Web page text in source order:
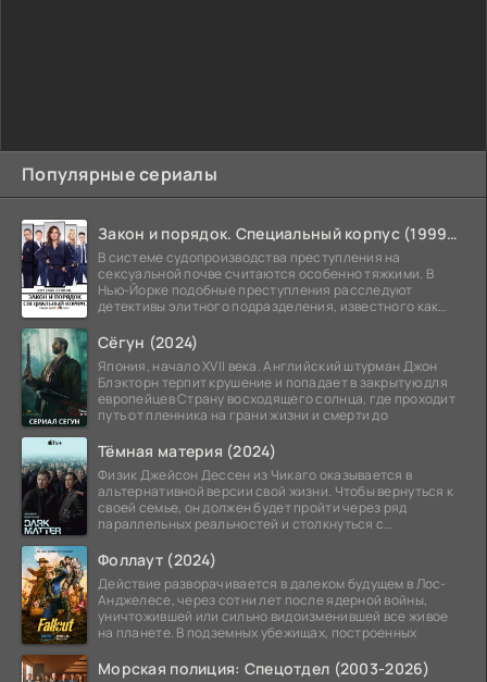
Популярные сериалы
Закон и порядок. Специальный корпус (1999-2026)
В системе судопроизводства преступления на
сексуальной почве считаются особенно тяжкими. В
Нью-Йорке подобные преступления расследуют
детективы элитного подразделения, известного как
Сёгун (2024)
Япония, начало XVII века. Английский штурман Джон
Блэкторн терпит крушение и попадает в закрытую для
европейцев Страну восходящего солнца, где проходит
путь от пленника на грани жизни и смерти до
Тёмная материя (2024)
Физик Джейсон Дессен из Чикаго оказывается в
альтернативной версии свой жизни. Чтобы вернуться к
своей семье, он должен будет пройти через ряд
параллельных реальностей и столкнуться с
Фоллаут (2024)
Действие разворачивается в далеком будущем в Лос-
Анджелесе, через сотни лет после ядерной войны,
уничтожившей или сильно видоизменившей все живое
на планете. В подземных убежищах, построенных
Морская полиция: Спецотдел (2003-2026)